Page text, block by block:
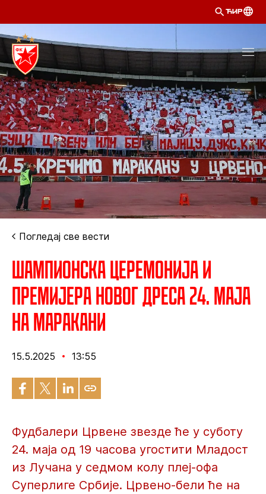
ЋИР
Погледај све вести
Шампионска церемонија и
премијера новог дреса 24. маја
на Маракани
15.5.2025 13:55
Фудбалери Црвене звезде ће у суботу
24. маја од 19 часова угостити Младост
из Лучана у седмом колу плеј-офа
Суперлиге Србије. Црвено-бели ће на